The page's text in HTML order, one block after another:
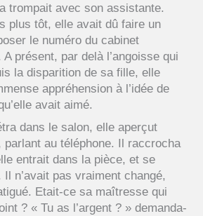
trompait avec son assistante.
plus tôt, elle avait dû faire un
le numéro du cabinet
A présent, par delà l’angoisse qui
la disparition de sa fille, elle
appréhension à l’idée de
avait aimé.
dans le salon, elle aperçut
parlant au téléphone. Il raccrocha
entrait dans la pièce, et se
n’avait pas vraiment changé,
Etait-ce sa maîtresse qui
? « Tu as l’argent ? » demanda-